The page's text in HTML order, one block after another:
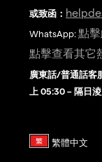
或致函：
WhatsApp: 點
點擊查看其它
廣東話/普通話客
上 05:30 – 隔日